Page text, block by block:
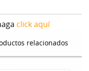
click aquí
relacionados